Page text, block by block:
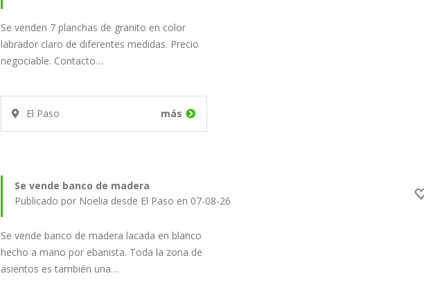
Se venden 7 planchas de granito en color
labrador claro de diferentes medidas. Precio
negociable. Contacto…
El Paso más
Se vende banco de madera
Publicado por Noelia desde El Paso en 07-08-26
Se vende banco de madera lacada en blanco
hecho a mano por ebanista. Toda la zona de
asientos es también una…